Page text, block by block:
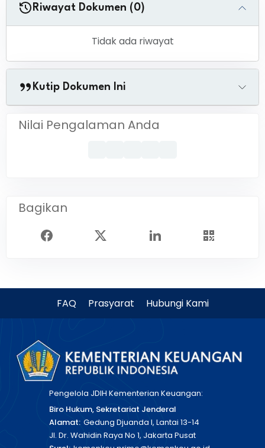
Riwayat Dokumen (0)
Tidak ada riwayat
Kutip Dokumen Ini
Nilai Pengalaman Anda
Bagikan
FAQ Prasyarat Hubungi Kami
Pengelola JDIH Kementerian Keuangan:
Biro Hukum, Sekretariat Jenderal
Alamat: Gedung Djuanda I, Lantai 13-14
Jl. Dr. Wahidin Raya No 1, Jakarta Pusat